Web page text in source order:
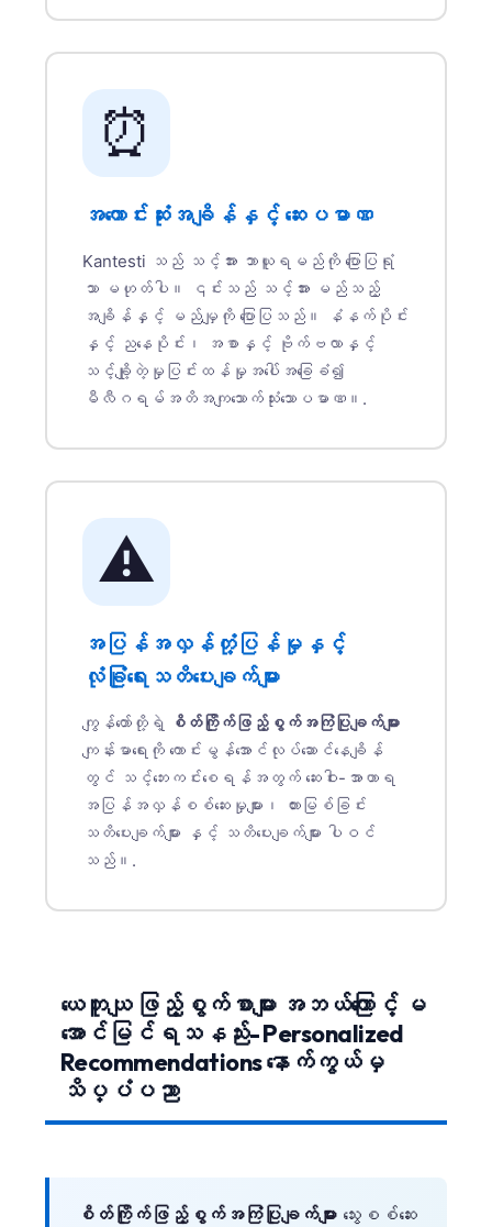
⏰
အကောင်းဆုံးအချိန်နှင့် ဆေးပမာဏ
Kantesti သည် သင့်အား ဘာယူရမည်ကို ပြောပြရုံ
သာ မဟုတ်ပါ။ ၎င်းသည် သင့်အား မည်သည့်
အချိန်နှင့် မည်မျှကို ပြောပြသည်။ နံနက်ပိုင်း
နှင့် ညနေပိုင်း၊ အစာနှင့် ဗိုက်ဗလာနှင့်
သင့်ချို့တဲ့မှုပြင်းထန်မှုအပေါ်အခြေခံ၍
မီလီဂရမ်အတိအကျသောက်သုံးသောပမာဏ။.
⚠️
အပြန်အလှန်တုံ့ပြန်မှုနှင့်
လုံခြုံရေးသတိပေးချက်များ
ကျွန်တော်တို့ရဲ့
စိတ်ကြိုက်ဖြည့်စွက်အကြံပြုချက်များ
ကျန်းမာရေးကို ကောင်းမွန်အောင်လုပ်ဆောင်နေချိန်
တွင် သင့်ဘေးကင်းစေရန်အတွက် ဆေးဝါး-အာဟာရ
အပြန်အလှန်စစ်ဆေးမှုများ၊ တားမြစ်ခြင်း
သတိပေးချက်များ နှင့် သတိပေးချက်များ ပါဝင်
သည်။.
ယေဘူယျ ဖြည့်စွက်စာများ အဘယ်ကြောင့် မ
အောင်မြင်ရသနည်း- Personalized
Recommendations နောက်ကွယ်မှ
သိပ္ပံပညာ
စိတ်ကြိုက်ဖြည့်စွက်အကြံပြုချက်များ သွေးစစ်ဆေး